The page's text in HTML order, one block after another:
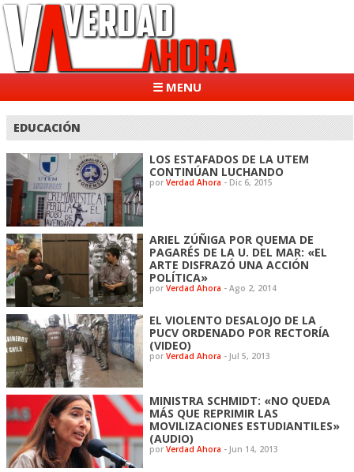
☰ MENU
EDUCACIÓN
LOS ESTAFADOS DE LA UTEM
CONTINÚAN LUCHANDO
porVerdad Ahora - Dic 6, 2015
ARIEL ZÚÑIGA POR QUEMA DE
PAGARÉS DE LA U. DEL MAR: «EL
ARTE DISFRAZÓ UNA ACCIÓN
POLÍTICA»
porVerdad Ahora - Ago 2, 2014
EL VIOLENTO DESALOJO DE LA
PUCV ORDENADO POR RECTORÍA
(VIDEO)
porVerdad Ahora - Jul 5, 2013
MINISTRA SCHMIDT: «NO QUEDA
MÁS QUE REPRIMIR LAS
MOVILIZACIONES ESTUDIANTILES»
(AUDIO)
porVerdad Ahora - Jun 14, 2013